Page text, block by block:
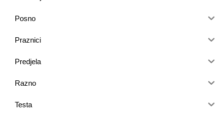
Posno
Praznici
Predjela
Razno
Testa